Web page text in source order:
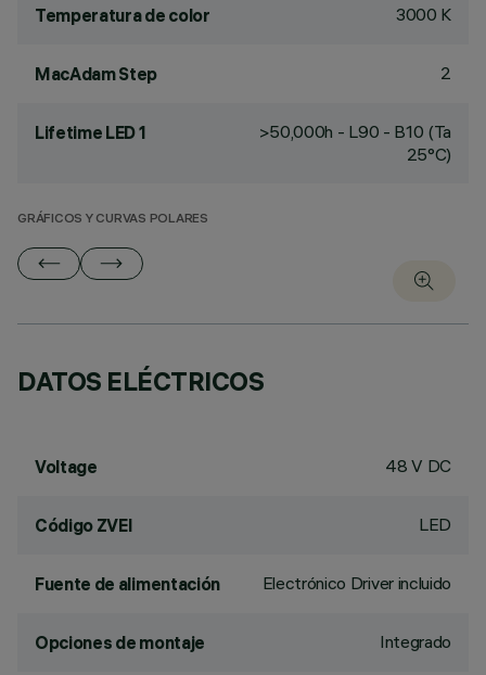
Temperatura de color 3000 K
MacAdam Step 2
Lifetime LED 1
>50,000h - L90 - B10 (Ta
25°C)
GRÁFICOS Y CURVAS POLARES
DATOS ELÉCTRICOS
Voltage 48 V DC
Código ZVEI LED
Fuente de alimentación Electrónico Driver incluido
Opciones de montaje Integrado